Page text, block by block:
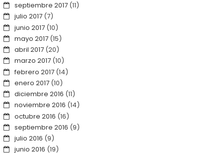
septiembre 2017(11)
julio 2017(7)
junio 2017(10)
mayo 2017(15)
abril 2017(20)
marzo 2017(10)
febrero 2017(14)
enero 2017(10)
diciembre 2016 (11)
noviembre 2016 (14)
octubre 2016 (16)
septiembre 2016 (9)
julio 2016 (9)
junio 2016 (19)